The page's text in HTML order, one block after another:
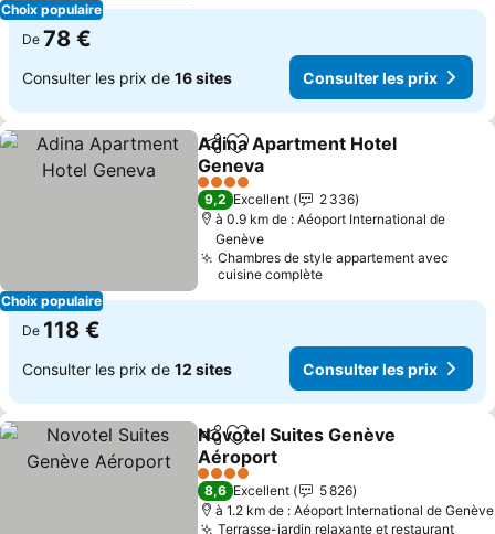
Choix populaire
De 78 €
Consulter les prix de 16 sites Consulter les prix
Choix populaire
PartagerAjouter à mes favoris
Adina Apartment Hotel
Geneva
4 Étoiles
9,2 Excellent
2 336
à 0.9 km de : Aéoport International de
Genève
Chambres de style appartement avec
cuisine complète
De 118 €
Consulter les prix de 12 sites Consulter les prix
PartagerAjouter à mes favoris
Novotel Suites Genève
Aéroport
4 Étoiles
8,6 Excellent
5 826
à 1.2 km de : Aéoport International de Genève
Terrasse-jardin relaxante et restaurant